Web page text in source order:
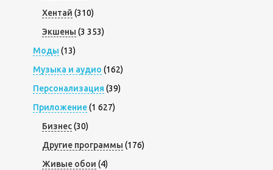
Хентай (310)
Экшены (3 353)
Моды (13)
Музыка и аудио (162)
Персонализация (39)
Приложение(1 627)
Бизнес(30)
Другие программы (176)
Живые обои (4)